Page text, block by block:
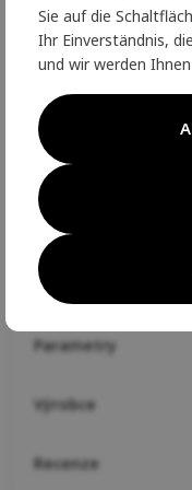
Respekt für die
mindestens
PARAMETER
100% Polyester
Futter
: 100%
Füllung
Füllung
Gewicht der Füllung
Parametry
Výrobce
Recenze
Sie auf die
Ihr Einverständnis,
und wir werden